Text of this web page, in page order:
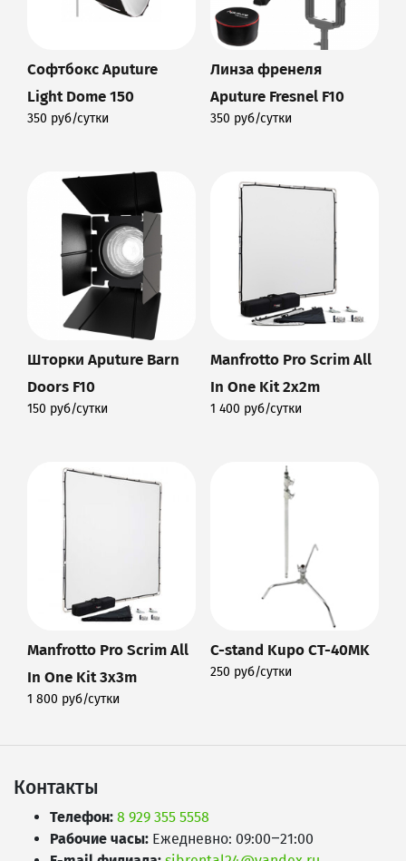
Софтбокс Aputure
Light Dome 150
350 руб/сутки
Линза френеля
Aputure Fresnel F10
350 руб/сутки
Шторки Aputure Barn
Doors F10
150 руб/сутки
Manfrotto Pro Scrim All
In One Kit 2x2m
1 400 руб/сутки
Manfrotto Pro Scrim All
In One Kit 3x3m
1 800 руб/сутки
C-stand Kupo CT-40MK
250 руб/сутки
Контакты
Телефон: 8 929 355 5558
Рабочие часы: Ежедневно: 09:00–21:00